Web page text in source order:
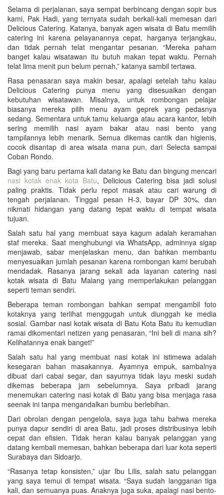
Selama di perjalanan, saya sempat berbincang dengan sopir bus
kami, Pak Hadi, yang ternyata sudah berkali-kali memesan dari
Delicious Catering. Katanya, banyak agen wisata di Batu memilih
catering ini karena pelayanannya cepat, harganya terjangkau,
dan tidak pernah telat mengantar pesanan. “Mereka paham
banget kalau wisatawan itu butuh makan tepat waktu. Pernah
telat lima menit pun belum pernah,” katanya sambil tertawa.
Rasa penasaran saya makin besar, apalagi setelah tahu kalau
Delicious Catering punya menu yang disesuaikan dengan
kebutuhan wisatawan. Misalnya, untuk rombongan pelajar
biasanya mereka pilih menu ayam geprek yang pedasnya
sedang. Sementara untuk tamu keluarga atau acara kantor, lebih
sering memilih nasi ayam bakar atau nasi bento yang
tampilannya lebih menarik. Semua dikemas cantik dan higienis,
cocok disantap di area wisata mana pun, dari Selecta sampai
Coban Rondo.
Bagi yang baru pertama kali datang ke Batu dan bingung mencari
nasi kotak enak kota Batu, Delicious Catering bisa jadi solusi
paling praktis. Tidak perlu repot masak atau cari warung di
tengah perjalanan. Tinggal pesan H-3, bayar DP 30%, dan
nikmati hidangan yang datang tepat waktu di tempat wisata
tujuan.
Salah satu hal yang membuat saya kagum adalah keramahan
staf mereka. Saat menghubungi via WhatsApp, adminnya sigap
menjawab, sabar menjelaskan menu, dan bahkan membantu
menyesuaikan jumlah pesanan karena rombongan kami berubah
mendadak. Rasanya jarang sekali ada layanan catering nasi
kotak wisata di Batu Malang yang memperlakukan pelanggan
seperti teman sendiri.
Beberapa teman rombongan bahkan sempat mengambil foto
kotaknya yang terlihat menggugah untuk diunggah ke media
sosial. Gambar nasi kotak wisata di Batu Kota Batu itu kemudian
ramai dikomentari netizen yang penasaran, “Ini beli di mana sih?
Kelihatannya enak banget!”
Salah satu hal yang membuat nasi kotak ini istimewa adalah
kesegaran bahan masakannya. Ayamnya empuk, sambalnya
dibuat dari cabai segar, dan sayurnya tidak layu meski sudah
dikemas beberapa jam sebelumnya. Saya pribadi jarang
menemukan catering nasi kotak di Batu yang bisa menjaga rasa
seenak ini tanpa mengandalkan bumbu berlebihan.
Dari obrolan dengan pengelola, saya juga tahu bahwa mereka
punya dapur sendiri di area Batu, jadi proses distribusinya lebih
cepat dan efisien. Tidak heran kalau banyak pelanggan yang
datang kembali memesan, bahkan beberapa dari luar kota seperti
Surabaya dan Sidoarjo.
“Rasanya tetap konsisten,” ujar Ibu Lilis, salah satu pelanggan
yang saya temui di tempat wisata. “Saya sudah langganan tiga
kali, dan semuanya puas. Anaknya juga suka, apalagi nasi bento-